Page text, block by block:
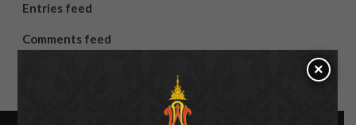
Entries feed
Comments feed
×